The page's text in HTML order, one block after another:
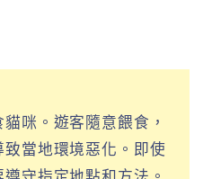
咪。遊客隨意餵食，
當地環境惡化。即使